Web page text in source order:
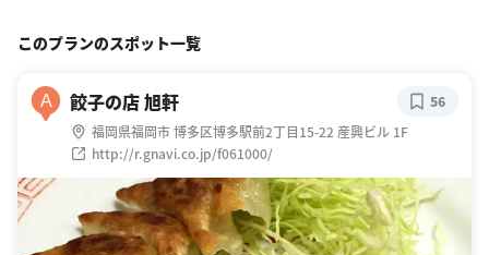
このプランのスポット一覧
A 餃子の店 旭軒
福岡県福岡市 博多区博多駅前2丁目15-22 産興ビル 1F
http://r.gnavi.co.jp/f061000/
56